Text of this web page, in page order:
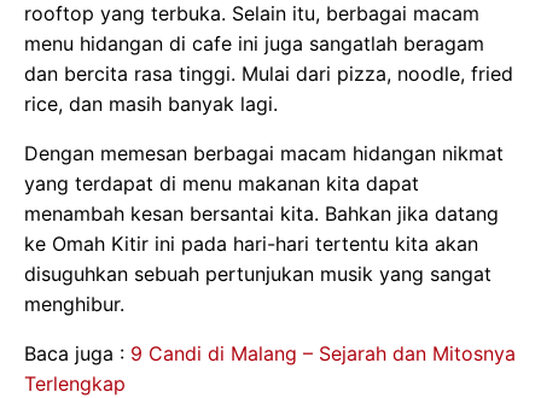
rooftop yang terbuka. Selain itu, berbagai macam
menu hidangan di cafe ini juga sangatlah beragam
dan bercita rasa tinggi. Mulai dari pizza, noodle, fried
rice, dan masih banyak lagi.
Dengan memesan berbagai macam hidangan nikmat
yang terdapat di menu makanan kita dapat
menambah kesan bersantai kita. Bahkan jika datang
ke Omah Kitir ini pada hari-hari tertentu kita akan
disuguhkan sebuah pertunjukan musik yang sangat
menghibur.
Baca juga : 9 Candi di Malang – Sejarah dan Mitosnya
Terlengkap